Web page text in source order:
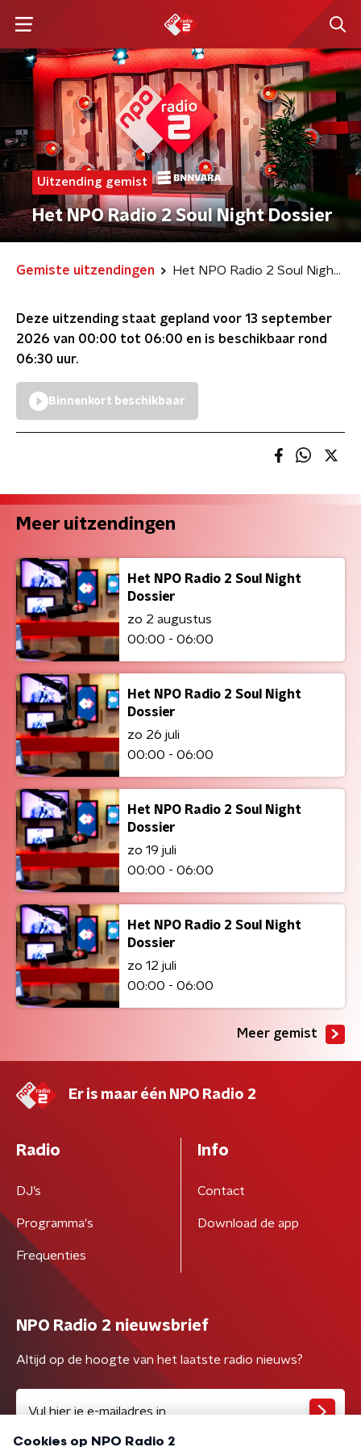
Uitzending gemist
Het NPO Radio 2 Soul Night Dossier
Gemiste uitzendingen Het NPO Radio 2 Soul Night Dossier
Deze uitzending staat gepland voor 13 september
2026 van 00:00 tot 06:00 en is beschikbaar rond
06:30 uur.
Binnenkort beschikbaar
Meer uitzendingen
Het NPO Radio 2 Soul Night
Dossier
zo 2 augustus
00:00 - 06:00
Het NPO Radio 2 Soul Night
Dossier
zo 26 juli
00:00 - 06:00
Het NPO Radio 2 Soul Night
Dossier
zo 19 juli
00:00 - 06:00
Het NPO Radio 2 Soul Night
Dossier
zo 12 juli
00:00 - 06:00
Meer gemist
Er is maar één NPO Radio 2
Radio
DJ’s
Programma's
Frequenties
Info
Contact
Download de app
NPO Radio 2 nieuwsbrief
Altijd op de hoogte van het laatste radio nieuws?